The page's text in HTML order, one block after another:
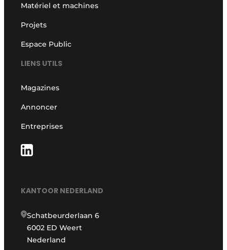
Matériel et machines
Projets
Espace Public
LIENS UTILS
Magazines
Annoncer
Entreprises
KANTOOR NEDERLAND
Schatbeurderlaan 6
6002 ED Weert
Nederland